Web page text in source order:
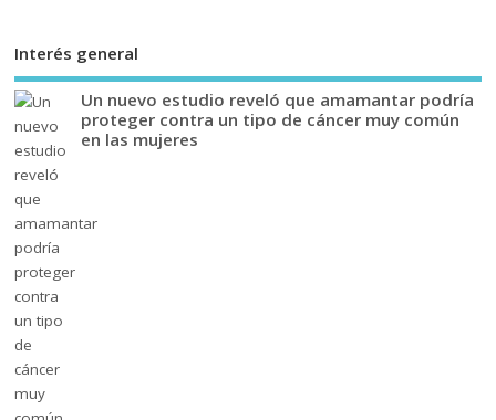
Interés general
Un nuevo estudio reveló que amamantar podría
proteger contra un tipo de cáncer muy común
en las mujeres